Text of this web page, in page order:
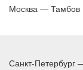
Москва — Тамбов
Санкт-Петербург